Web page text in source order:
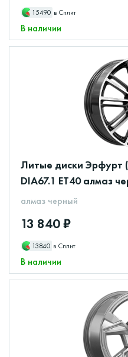
15490 в Сплит
В наличии
Литые диски Эрфурт
DIA67.1 ET40 алмаз
алмаз черный
13 840 ₽
13840 в Сплит
В наличии